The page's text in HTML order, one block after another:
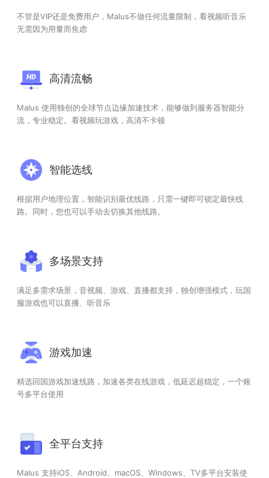
不管是VIP还是免费用户，Malus不做任何流量限制，看视频听音乐
无需因为用量而焦虑
高清流畅
Malus 使用独创的全球节点边缘加速技术，能够做到服务器智能分
流，专业稳定。看视频玩游戏，高清不卡顿
智能选线
根据用户地理位置，智能识别最优线路，只需一键即可锁定最快线
路。同时，您也可以手动去切换其他线路。
多场景支持
满足多需求场景，音视频、游戏、直播都支持，独创增强模式，玩国
服游戏也可以直播、听音乐
游戏加速
精选回国游戏加速线路，加速各类在线游戏，低延迟超稳定，一个账
号多平台使用
全平台支持
Malus 支持iOS、Android、macOS、Windows、TV多平台安装使